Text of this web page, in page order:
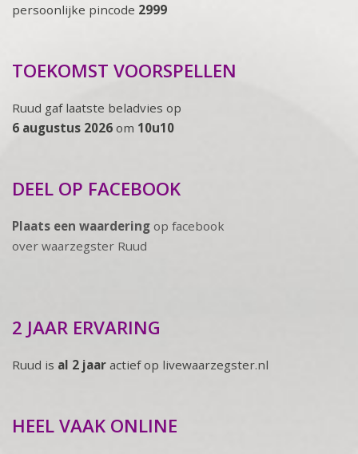
persoonlijke pincode 2999
TOEKOMST VOORSPELLEN
Ruud gaf laatste beladvies op
6 augustus 2026 om 10u10
DEEL OP FACEBOOK
Plaats een waardering op facebook
over waarzegster Ruud
2 JAAR ERVARING
Ruud is al 2 jaar actief op livewaarzegster.nl
HEEL VAAK ONLINE